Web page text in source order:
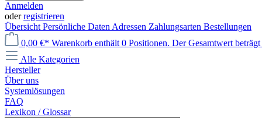
Anmelden
oderregistrieren
Übersicht Persönliche Daten Adressen Zahlungsarten Bestellungen
0,00 €* Warenkorb enthält 0 Positionen. Der Gesamtwert
Alle Kategorien
Hersteller
Über uns
Systemlösungen
FAQ
Lexikon / Glossar